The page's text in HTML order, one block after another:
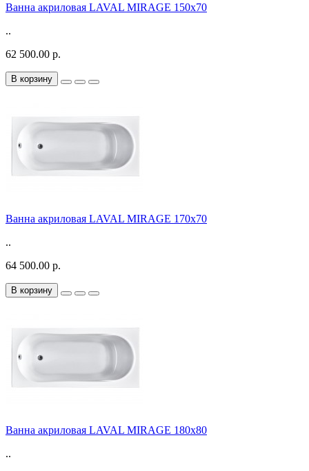
Ванна акриловая LAVAL MIRAGE 150x70
..
62 500.00 р.
В корзину
Ванна акриловая LAVAL MIRAGE 170x70
..
64 500.00 р.
В корзину
Ванна акриловая LAVAL MIRAGE 180x80
..